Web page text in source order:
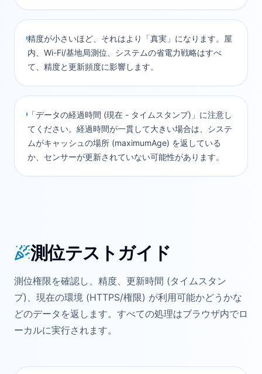
精度が小さいほど、それはより「真実」になります。屋
内、Wi-Fi/基地局測位、システムの省電力戦略はすべ
て、精度と更新頻度に影響します。
「データの経過時間 (現在 - タイムスタンプ)」に注意し
てください。経過時間が一貫して大きい場合は、システ
ムがキャッシュの場所 (maximumAge) を返している
か、センサーが更新されていない可能性があります。
測位テストガイド
測位権限を確認し、精度、更新時間 (タイムスタン
プ)、現在の環境 (HTTPS/権限) が利用可能かどうかな
どのデータを返します。すべての処理はブラウザ内でロ
ーカルに実行されます。